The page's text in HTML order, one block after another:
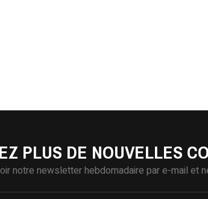
PLUS DE NOUVELLES
notre newsletter hebdomadaire par e-mail et